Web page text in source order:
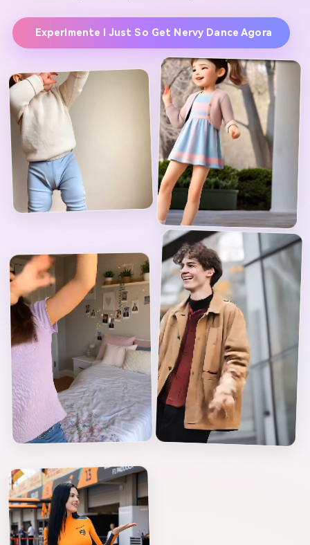
Experimente I Just So Get Nervy Dance Agora